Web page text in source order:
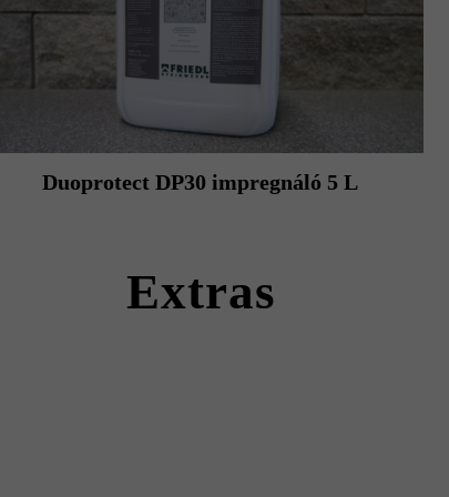
Duoprotect DP30 impregnáló 5 L
Extras